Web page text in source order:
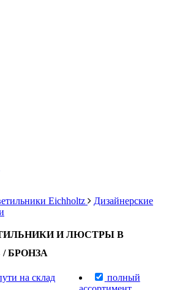
Eichholtz
Дизайнерские
И ЛЮСТРЫ В
БРОНЗА
на склад
полный